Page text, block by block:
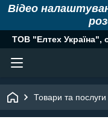
Відео
ТОВ "Елтех Україна",
Товари та послуги